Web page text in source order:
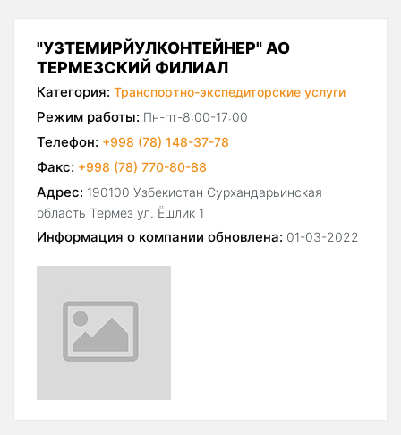
"УЗТЕМИРЙУЛКОНТЕЙНЕР" АО
ТЕРМЕЗСКИЙ ФИЛИАЛ
Категория: Транспортно-экспедиторские услуги
Режим работы: Пн-пт-8:00-17:00
Телефон: +998 (78) 148-37-78
Факс: +998 (78) 770-80-88
Адрес: 190100 Узбекистан Сурхандарьинская
область Термез ул. Ёшлик 1
Информация о компании обновлена: 01-03-2022